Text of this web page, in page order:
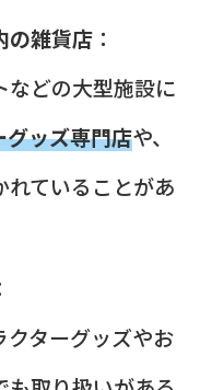
の雑貨店：
などの大型施設に
グッズ専門店や、
れていることがあ
クターグッズやお